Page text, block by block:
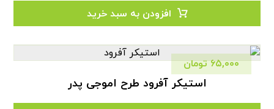
افزودن به سبد خرید
استیکر آفرود طرح اموجی پدر
۶۵,۰۰۰ تومان